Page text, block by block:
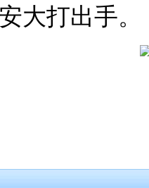
大打出手。